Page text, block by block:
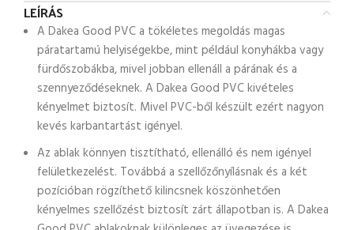
LEÍRÁS
A Dakea Good PVC a tökéletes megoldás magas
páratartamú helyiségekbe, mint például konyhákba vagy
fürdőszobákba, mivel jobban ellenáll a párának és a
szennyeződéseknek. A Dakea Good PVC kivételes
kényelmet biztosít. Mivel PVC-ből készült ezért nagyon
kevés karbantartást igényel.
Az ablak könnyen tisztítható, ellenálló és nem igényel
felületkezelést. Továbbá a szellőzőnyílásnak és a két
pozícióban rögzíthető kilincsnek köszönhetően
kényelmes szellőzést biztosít zárt állapotban is. A Dakea